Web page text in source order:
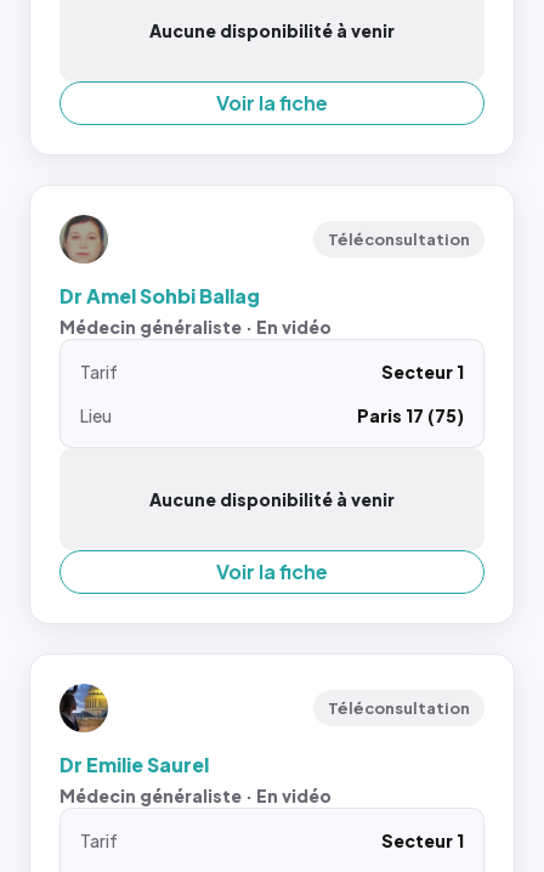
Aucune disponibilité à venir
Voir la fiche
Téléconsultation
Dr Amel Sohbi Ballag
Médecin généraliste · En vidéo
Tarif
Secteur 1
Lieu
Paris 17 (75)
Aucune disponibilité à venir
Voir la fiche
Téléconsultation
Dr Emilie Saurel
Médecin généraliste · En vidéo
Tarif
Secteur 1